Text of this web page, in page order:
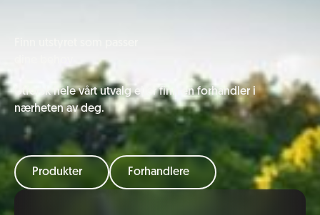
Utforsk hele vårt utvalg eller finn en forhandler i
nærheten av deg.
Produkter Forhandlere